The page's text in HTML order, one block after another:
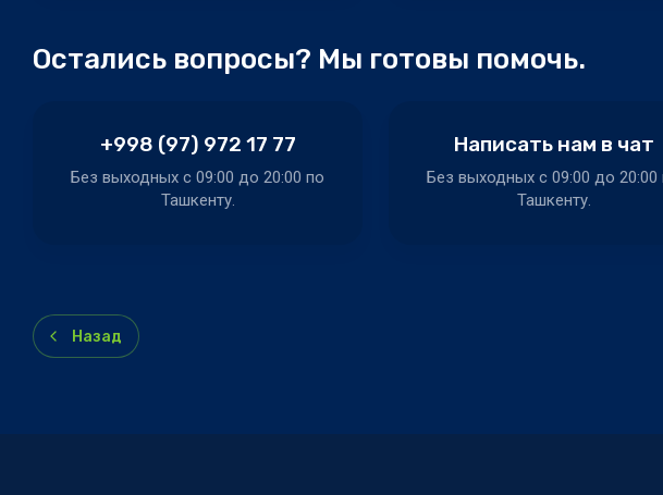
Остались вопросы? Мы готовы помочь.
+998 (97) 972 17 77
Без выходных c 09:00 до 20:00 по
Ташкенту.
Написать нам в чат
Без выходных c 09:00 до 20:00
Ташкенту.
Назад